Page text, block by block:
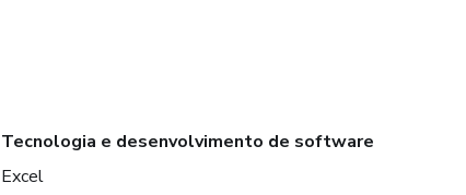
Tecnologia e desenvolvimento de software
Excel